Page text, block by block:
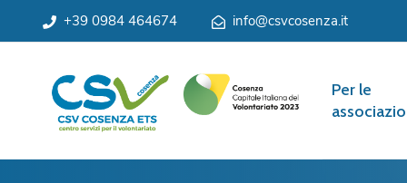
+39 0984 464674 info@csvcosenza.it
Per le